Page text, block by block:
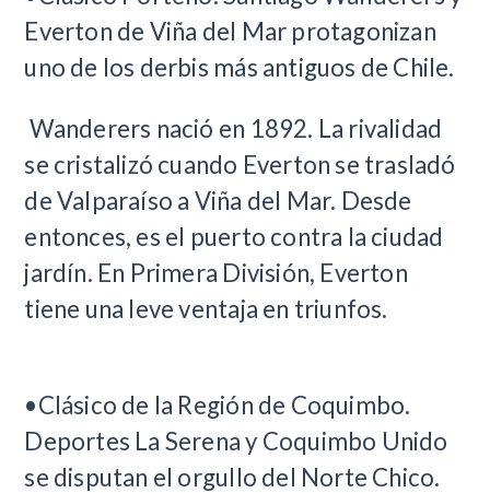
Everton de Viña del Mar protagonizan
uno de los derbis más antiguos de Chile.
Wanderers nació en 1892. La rivalidad
se cristalizó cuando Everton se trasladó
de Valparaíso a Viña del Mar. Desde
entonces, es el puerto contra la ciudad
jardín. En Primera División, Everton
tiene una leve ventaja en triunfos.
•Clásico de la Región de Coquimbo.
Deportes La Serena y Coquimbo Unido
se disputan el orgullo del Norte Chico.